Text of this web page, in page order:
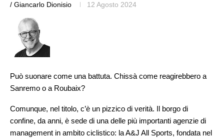
/ Giancarlo Dionisio 12 Agosto 2024
Può suonare come una battuta. Chissà come reagirebbero a
Sanremo o a Roubaix?
Comunque, nel titolo, c’è un pizzico di verità. Il borgo di
confine, da anni, è sede di una delle più importanti agenzie di
management in ambito ciclistico: la A&J All Sports, fondata nel